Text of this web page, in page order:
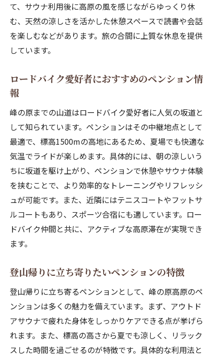
て、サウナ利用後に高原の風を感じながらゆっくり休
む、天然の涼しさを活かした休憩スペースで読書や会話
を楽しむなどがあります。旅の合間に上質な休息を提供
しています。
ロードバイク愛好者におすすめのペンション情
報
峰の原までの山道はロードバイク愛好者に人気の坂道と
して知られています。ペンションはその中継地点として
最適で、標高1500mの高地にあるため、夏場でも快適な
気温でライドが楽しめます。具体的には、朝の涼しいう
ちに坂道を駆け上がり、ペンションで休憩やサウナ体験
を挟むことで、より効率的なトレーニングやリフレッシ
ュが可能です。また、近隣にはテニスコートやフットサ
ルコートもあり、スポーツ合宿にも適しています。ロー
ドバイク仲間と共に、アクティブな高原滞在が実現でき
ます。
登山帰りに立ち寄りたいペンションの特徴
登山帰りに立ち寄るペンションとして、峰の原高原のペ
ンションは多くの魅力を備えています。まず、アウトド
アサウナで疲れた身体をしっかりケアできる点が挙げら
れます。また、標高の高さから夏でも涼しく、リラック
スした時間を過ごせるのが特徴です。具体的な利用法と